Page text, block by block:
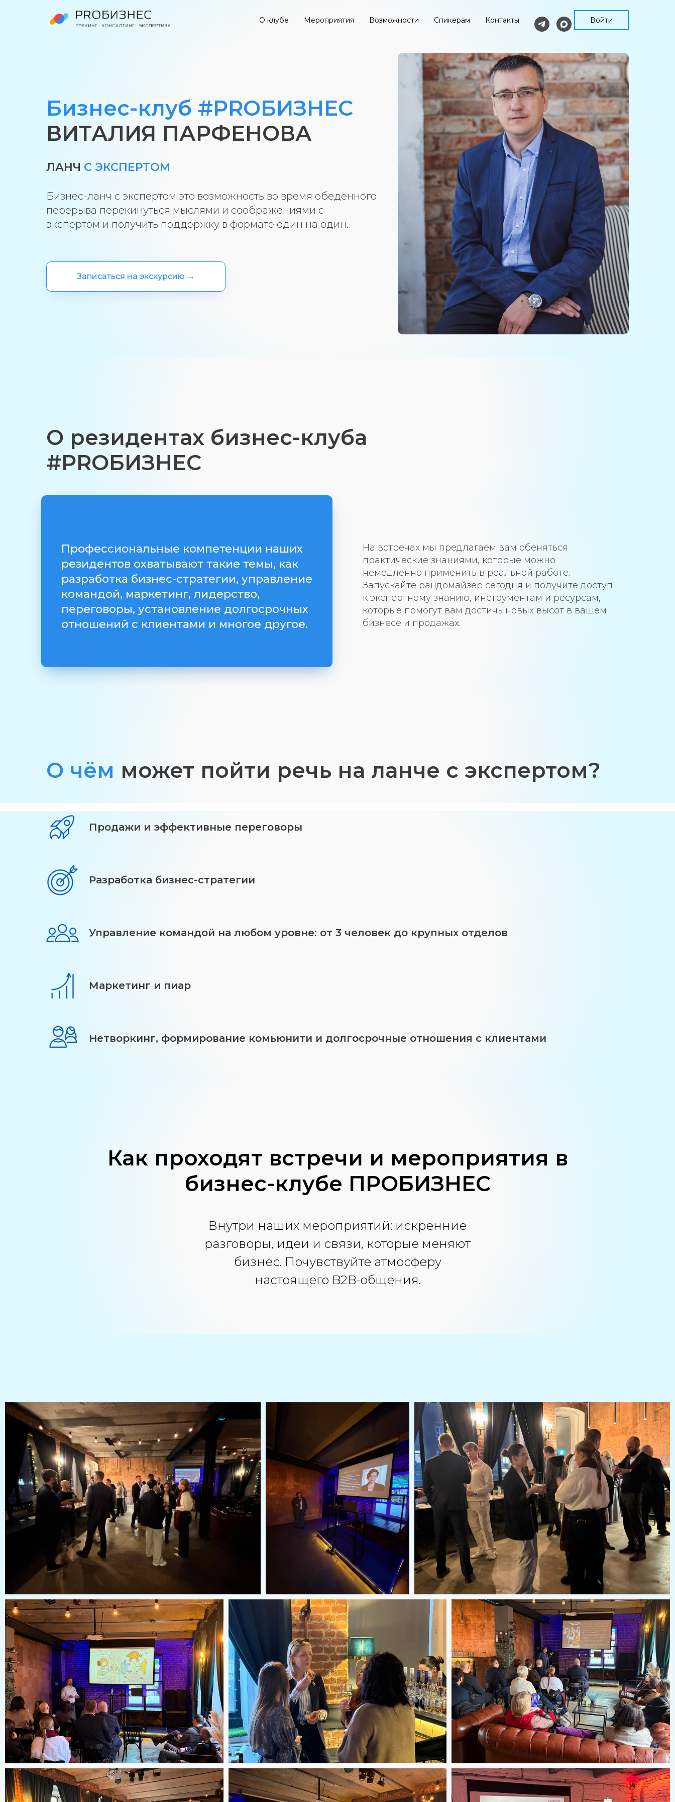
О клубе Мероприятия Возможности Спикерам Контакты Войти
Бизнес-клуб #PROБИЗНЕС
ВИТАЛИЯ ПАРФЕНОВА
ЛАНЧ С ЭКСПЕРТОМ
Бизнес-ланч с экспертом это возможность во время обеденного
перерыва перекинуться мыслями и соображениями с
экспертом и получить поддержку в формате один на один.
Записаться на экскурсию →
О резидентах бизнес-клуба
#PROБИЗНЕС
Профессиональные компетенции наших
резидентов охватывают такие темы, как
разработка бизнес-стратегии, управление
командой, маркетинг, лидерство,
переговоры, установление долгосрочных
отношений с клиентами и многое другое.
На встречах мы предлагаем вам обеняться
практические знаниями, которые можно
немедленно применить в реальной работе.
Запускайте рандомайзер сегодня и получите доступ
к экспертному знанию, инструментам и ресурсам,
которые помогут вам достичь новых высот в вашем
бизнесе и продажах.
О чём может пойти речь на ланче с экспертом?
Продажи и эффективные переговоры
Разработка бизнес-стратегии
Управление командой на любом уровне: от 3 человек до крупных отделов
Маркетинг и пиар
Нетворкинг, формирование комьюнити и долгосрочные отношения с клиентами
Как проходят встречи и мероприятия в
бизнес-клубе ПРОБИЗНЕС
Внутри наших мероприятий: искренние
разговоры, идеи и связи, которые меняют
бизнес. Почувствуйте атмосферу
настоящего B2B-общения.